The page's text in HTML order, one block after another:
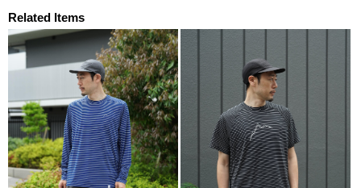
Related Items